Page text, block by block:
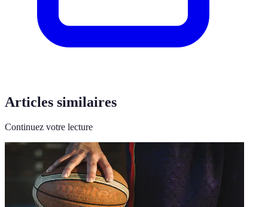
Articles similaires
Continuez votre lecture